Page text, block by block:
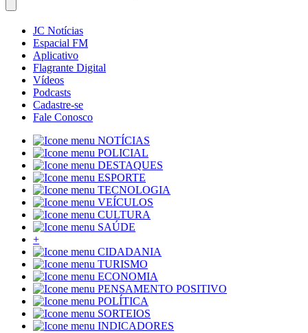
JC Notícias
Espacial FM
Aplicativo
Flagrante Digital
Vídeos
Podcasts
Cadastre-se
Fale Conosco
NOTÍCIAS
POLICIAL
DESTAQUES
ESPORTE
TECNOLOGIA
VEÍCULOS
CULTURA
SAÚDE
+
CIDADANIA
TURISMO
ECONOMIA
PENSAMENTO POSITIVO
POLÍTICA
SORTEIOS
INDICADORES